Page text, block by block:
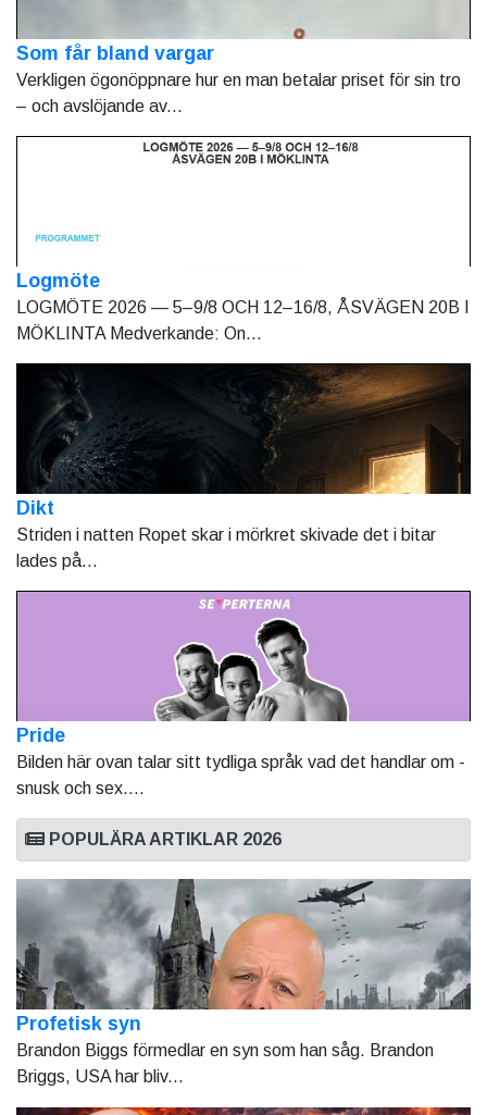
Som får bland vargar
Verkligen ögonöppnare hur en man betalar priset för sin tro
– och avslöjande av...
Logmöte
LOGMÖTE 2026 — 5–9/8 OCH 12–16/8, ÅSVÄGEN 20B I
MÖKLINTA Medverkande: On...
Dikt
Striden i natten Ropet skar i mörkret skivade det i bitar
lades på...
Pride
Bilden här ovan talar sitt tydliga språk vad det handlar om -
snusk och sex....
POPULÄRA ARTIKLAR 2026
Profetisk syn
Brandon Biggs förmedlar en syn som han såg. Brandon
Briggs, USA har bliv...